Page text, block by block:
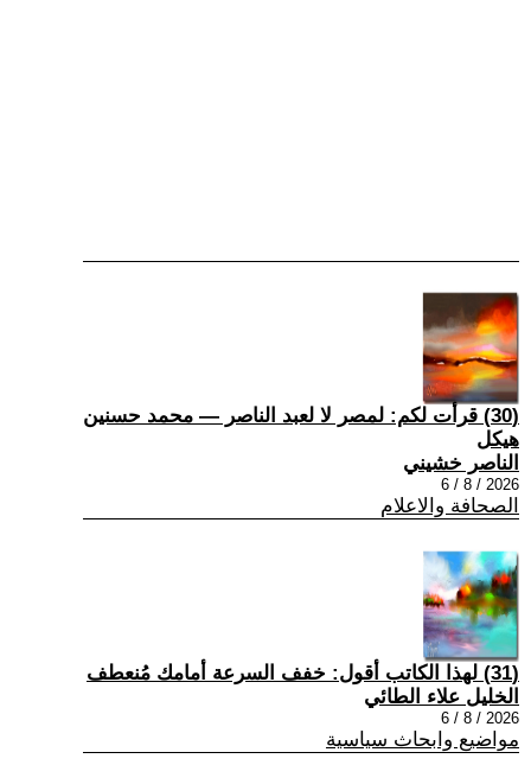
(30) قرأت لكم: لمصر لا لعبد الناصر — محمد حسنين
هيكل
الناصر خشيني
2026 / 8 / 6
الصحافة والاعلام
(31) لهذا الكاتب أقول: خفف السرعة أمامك مُنعطف
الخليل علاء الطائي
2026 / 8 / 6
مواضيع وابحاث سياسية